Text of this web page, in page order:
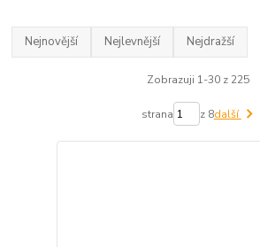
Nejnovější Nejlevnější Nejdražší
Zobrazuji 1-30 z 225
strana z 8další